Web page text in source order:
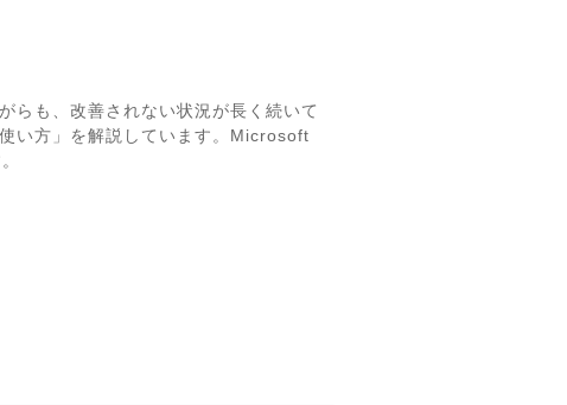
らも、改善されない状況が長く続いて
い方」を解説しています。Microsoft